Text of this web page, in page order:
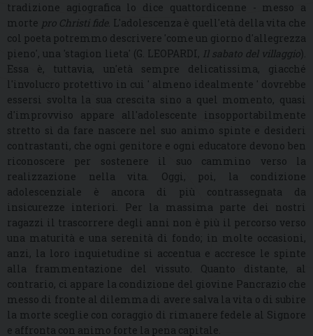
tradizione agiografica lo dice quattordicenne - messo a
morte pro Christi fide. L'adolescenza è quell'età della vita che
col poeta potremmo descrivere 'come un giorno d'allegrezza
pieno', una 'stagion lieta' (G. LEOPARDI, Il sabato del villaggio).
Essa è, tuttavia, un'età sempre delicatissima, giacché
l'involucro protettivo in cui ' almeno idealmente ' dovrebbe
essersi svolta la sua crescita sino a quel momento, quasi
d'improvviso appare all'adolescente insopportabilmente
stretto sì da fare nascere nel suo animo spinte e desideri
contrastanti, che ogni genitore e ogni educatore devono ben
riconoscere per sostenere il suo cammino verso la
realizzazione nella vita. Oggi, poi, la condizione
adolescenziale è ancora di più contrassegnata da
insicurezze interiori. Per la massima parte dei nostri
ragazzi il trascorrere degli anni non è più il percorso verso
una maturità e una serenità di fondo; in molte occasioni,
anzi, la loro inquietudine si accentua e accresce le spinte
alla frammentazione del vissuto. Quanto distante, al
contrario, ci appare la condizione del giovine Pancrazio che
messo di fronte al dilemma di avere salva la vita o di subire
la morte sceglie con coraggio di rimanere fedele al Signore
e affronta con animo forte la pena capitale.